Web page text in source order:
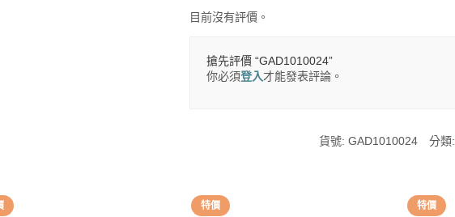
目前沒有評價。
搶先評價 “GAD1010024”
你必須登入才能發表評論。
貨號:GAD1010024 分類:
特價 特價